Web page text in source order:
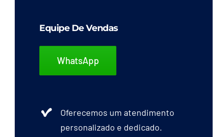
Equipe De Vendas
WhatsApp
Oferecemos um atendimento
personalizado e dedicado.